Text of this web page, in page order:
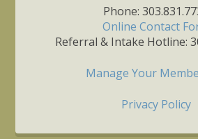
Phone:
Online Contact
Referral & Intake Hotline:
Manage Your
Privacy Policy